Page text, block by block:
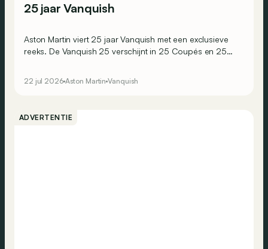
25 jaar Vanquish
Aston Martin viert 25 jaar Vanquish met een exclusieve
reeks. De Vanquish 25 verschijnt in 25 Coupés en 25
22 jul 2026 Aston Martin Vanquish
ADVERTENTIE